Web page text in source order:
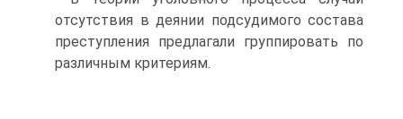
отсутствия в деянии подсудимого состава
преступления предлагали группировать по
различным критериям.